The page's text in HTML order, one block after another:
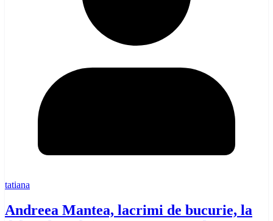
tatiana
Andreea Mantea, lacrimi de bucurie, la